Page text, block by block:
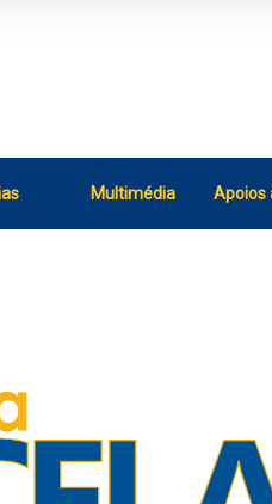
Multimédia Apoios